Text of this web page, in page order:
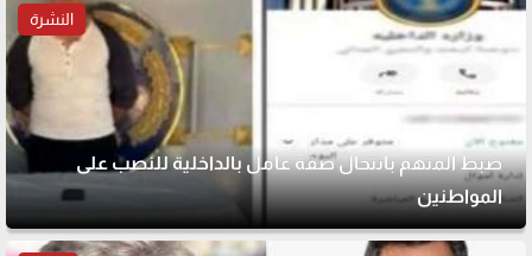
النشرة
ضبط المتهم بانتحال صفة عامل بالداخلية للنصب على
المواطنين